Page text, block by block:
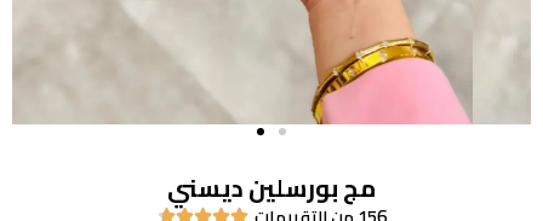
مج بورسلين ديسني




